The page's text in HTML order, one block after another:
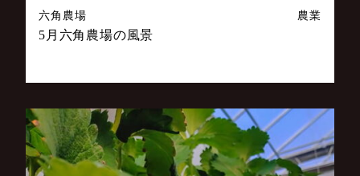
六角農場 農業
5月六角農場の風景